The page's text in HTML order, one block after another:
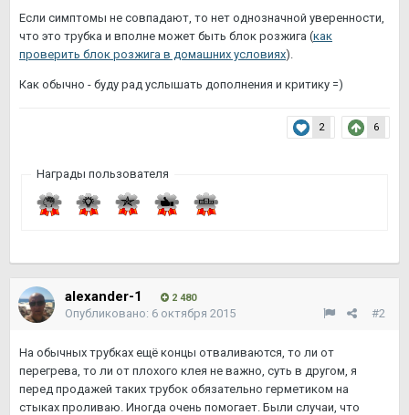
Если симптомы не совпадают, то нет однозначной уверенности,
что это трубка и вполне может быть блок розжига (как
проверить блок розжига в домашних условиях).
Как обычно - буду рад услышать дополнения и критику =)
2 6
Награды пользователя
alexander-1 2 480
#2
Опубликовано: 6 октября 2015
На обычных трубках ещё концы отваливаются, то ли от
перегрева, то ли от плохого клея не важно, суть в другом, я
перед продажей таких трубок обязательно герметиком на
стыках проливаю. Иногда очень помогает. Были случаи, что